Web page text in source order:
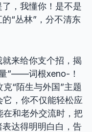
，我懂你！是不是
“丛林”，分不清东
来给你支个招，揭
”——词根xeno-！
“陌生与外国”主题
，你不仅能轻松应
在和老外交流时，把
达得明明白白，告